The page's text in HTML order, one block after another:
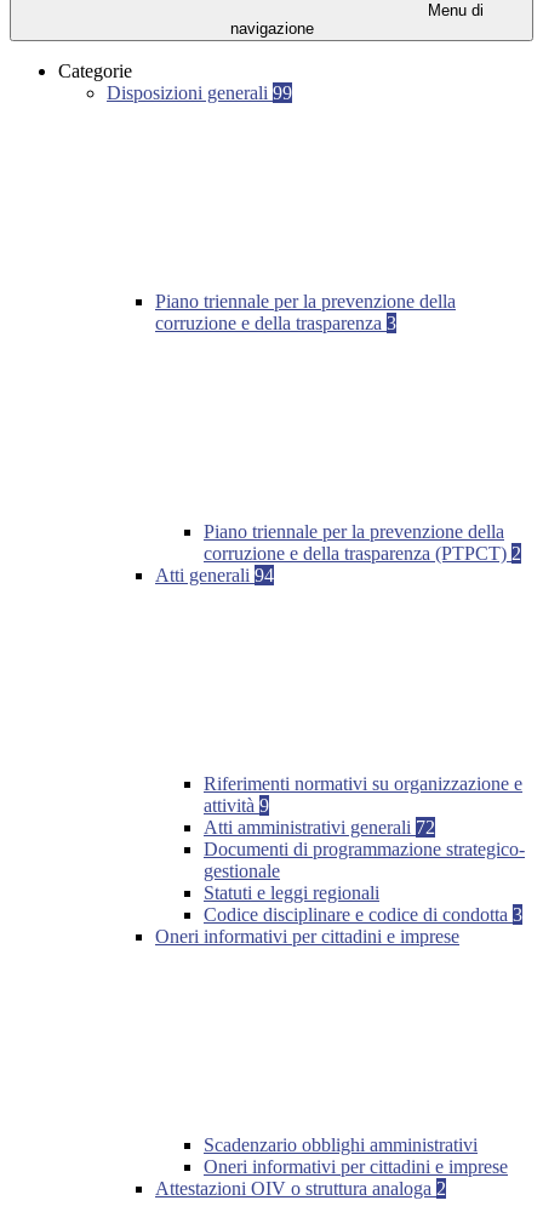
Menu di
navigazione
Categorie
Disposizioni generali 99
Piano triennale per la prevenzione della
corruzione e della trasparenza 3
Piano triennale per la prevenzione della
corruzione e della trasparenza (PTPCT) 2
Atti generali 94
Riferimenti normativi su organizzazione e
attività 9
Atti amministrativi generali 72
Documenti di programmazione strategico-
gestionale
Statuti e leggi regionali
Codice disciplinare e codice di condotta 3
Oneri informativi per cittadini e imprese
Scadenzario obblighi amministrativi
Oneri informativi per cittadini e imprese
Attestazioni OIV o struttura analoga 2